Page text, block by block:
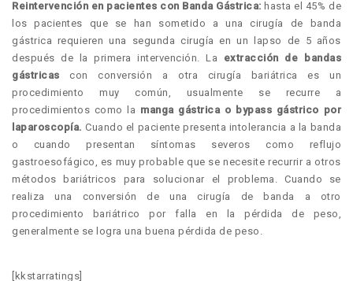
Reintervención en pacientes con Banda Gástrica: hasta el 45% de
los pacientes que se han sometido a una cirugía de banda
gástrica requieren una segunda cirugía en un lapso de 5 años
después de la primera intervención. La extracción de bandas
gástricas con conversión a otra cirugía bariátrica es un
procedimiento muy común, usualmente se recurre a
procedimientos como la manga gástrica o bypass gástrico por
laparoscopía.Cuando el paciente presenta intolerancia a la banda
o cuando presentan síntomas severos como reflujo
gastroesofágico, es muy probable que se necesite recurrir a otros
métodos bariátricos para solucionar el problema. Cuando se
realiza una conversión de una cirugía de banda a otro
procedimiento bariátrico por falla en la pérdida de peso,
generalmente se logra una buena pérdida de peso.
[kkstarratings]